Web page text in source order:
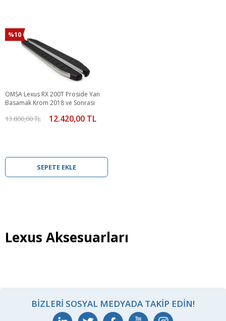
%10
OMSA Lexus RX 200T Proside Yan
Basamak Krom 2018 ve Sonrası
13.800,00 TL 12.420,00 TL
SEPETE EKLE
Lexus Aksesuarları
BIZLERI SOSYAL MEDYADA TAKIP EDIN!